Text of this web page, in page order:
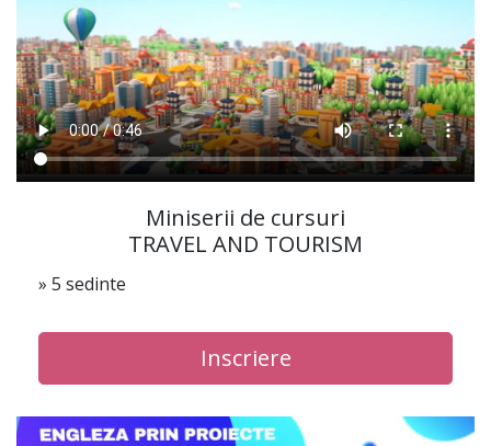
Miniserii de cursuri
TRAVEL AND TOURISM
» 5 sedinte
Inscriere